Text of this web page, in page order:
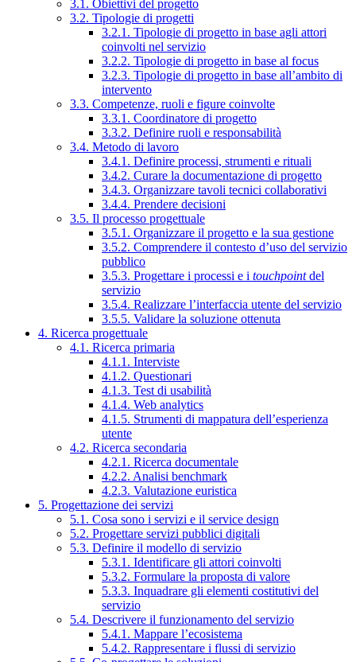
3.1. Obiettivi del progetto
3.2. Tipologie di progetti
3.2.1. Tipologie di progetto in base agli attori
coinvolti nel servizio
3.2.2. Tipologie di progetto in base al focus
3.2.3. Tipologie di progetto in base all’ambito di
intervento
3.3. Competenze, ruoli e figure coinvolte
3.3.1. Coordinatore di progetto
3.3.2. Definire ruoli e responsabilità
3.4. Metodo di lavoro
3.4.1. Definire processi, strumenti e rituali
3.4.2. Curare la documentazione di progetto
3.4.3. Organizzare tavoli tecnici collaborativi
3.4.4. Prendere decisioni
3.5. Il processo progettuale
3.5.1. Organizzare il progetto e la sua gestione
3.5.2. Comprendere il contesto d’uso del servizio
pubblico
3.5.3. Progettare i processi e i touchpointdel
servizio
3.5.4. Realizzare l’interfaccia utente del servizio
3.5.5. Validare la soluzione ottenuta
4. Ricerca progettuale
4.1. Ricerca primaria
4.1.1. Interviste
4.1.2. Questionari
4.1.3. Test di usabilità
4.1.4. Web analytics
4.1.5. Strumenti di mappatura dell’esperienza
utente
4.2. Ricerca secondaria
4.2.1. Ricerca documentale
4.2.2. Analisi benchmark
4.2.3. Valutazione euristica
5. Progettazione dei servizi
5.1. Cosa sono i servizi e il service design
5.2. Progettare servizi pubblici digitali
5.3. Definire il modello di servizio
5.3.1. Identificare gli attori coinvolti
5.3.2. Formulare la proposta di valore
5.3.3. Inquadrare gli elementi costitutivi del
servizio
5.4. Descrivere il funzionamento del servizio
5.4.1. Mappare l’ecosistema
5.4.2. Rappresentare i flussi di servizio